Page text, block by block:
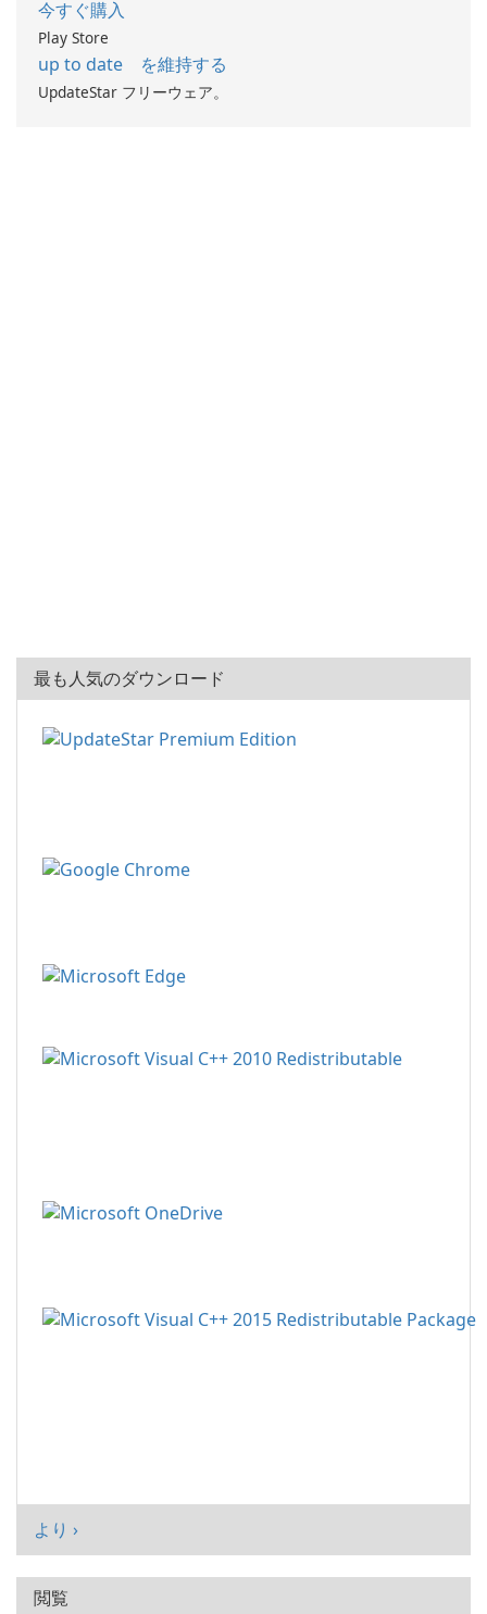
今すぐ購入
Play Store
up to date を維持する
UpdateStar フリーウェア。
最も人気のダウンロード
より ›
閲覧